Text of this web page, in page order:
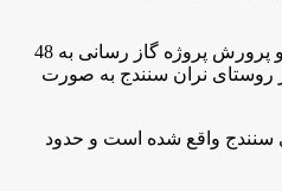
امروز با حضور وزیر آموزش و پرورش پروژه گاز رسانی به 48
نران سنندج به صورت
30 کیلومتری سنندج واقع شده است و حدود